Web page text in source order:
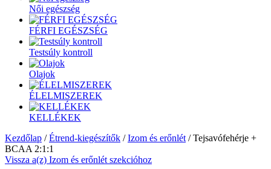
Női egészség
FÉRFI EGÉSZSÉG
Testsúly kontroll
Olajok
ÉLELMISZEREK
KELLÉKEK
Kezdőlap /Étrend-kiegészítők /Izom és erőnlét / Tejsavófehérje +
BCAA 2:1:1
Vissza a(z) Izom és erőnlét szekcióhoz